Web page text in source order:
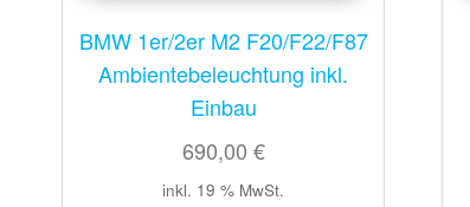
BMW 1er/2er M2 F20/F22/F87
Ambientebeleuchtung inkl.
Einbau
690,00 €
inkl. 19 % MwSt.